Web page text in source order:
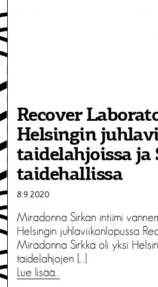
Recover
Helsingin
taidelahjoissa ja
taidehallissa
8.9.2020
Miradonna Sirkan intiimi
Helsingin juhlaviikonlopussa
Miradonna Sirkka oli yksi
taidelahjojen […]
Lue lisää…